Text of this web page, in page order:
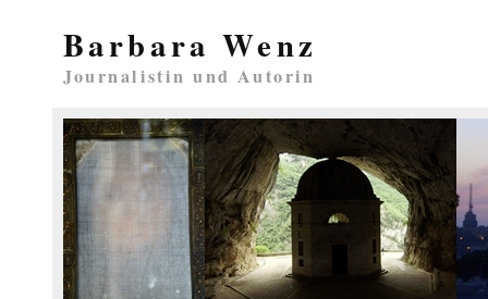
Barbara Wenz
Journalistin und Autorin